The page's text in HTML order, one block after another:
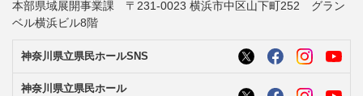
本部県域展開事業課 〒231-0023 横浜市中区山下町252 グラン
ベル横浜ビル8階
神奈川県立県民ホールSNS
神奈川県立県民ホール